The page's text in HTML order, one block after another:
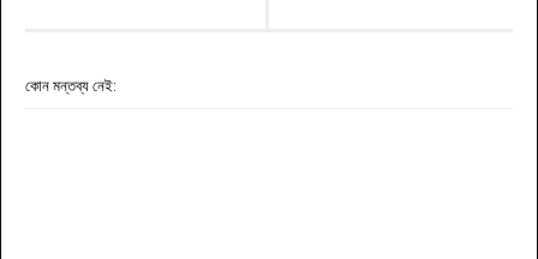
কোন মন্তব্য নেই: